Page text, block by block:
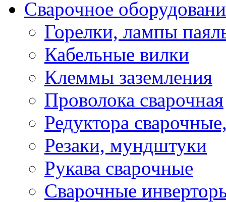
Сварочное
Горелки, лампы
Кабельные вилки
Клеммы заземления
Проволока сварочная
Редуктора
Резаки, мундштуки
Рукава сварочные
Сварочные